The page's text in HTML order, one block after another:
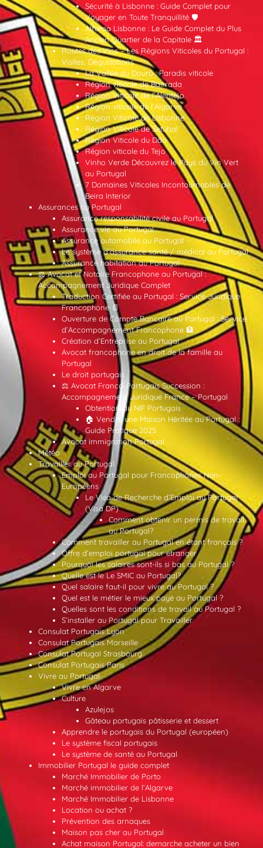
Sécurité à Lisbonne : Guide Complet pour
Voyager en Toute Tranquillité 🛡️
Alfama Lisbonne : Le Guide Complet du Plus
Ancien Quartier de la Capitale 🏛️
Routes des Vins – Les Régions Viticoles du Portugal :
Visites, Dégustations
La Vallée du Douro : Paradis viticole
Région viticole de Bairrada
Région Viticole de l’Alentejo
Région viticole de l’Algarve
Région Viticole de Lisbonne
Région Viticole de Setúbal
Région Viticole du Dão
Région viticole du Tejo
Vinho Verde Découvrez le Pays du Vin Vert
au Portugal
7 Domaines Viticoles Incontournables de
Beira Interior
Assurances au Portugal
Assurance responsabilité civile au Portugal
Assurance vie au Portugal
Assurance automobile au Portugal
Le système d’assurance santé / médical au Portugal
Assurance habitation au Portugal
⚖️ Avocat et Notaire Francophone au Portugal :
Accompagnement Juridique Complet
Traduction Certifiée au Portugal : Service Juridique
Francophone 📄
Ouverture de Compte Bancaire au Portugal : Service
d’Accompagnement Francophone 🏦
Création d’Entreprise au Portugal
Avocat francophone en droit de la famille au
Portugal
Le droit portugais
⚖️ Avocat Franco-Portugais Succession :
Accompagnement Juridique France – Portugal
Obtention du NIF Portugais
🏠 Vendre une Maison Héritée au Portugal :
Guide Pratique 2025
Avocat immigration Portugal
Météo
Travailler au Portugal
Emploi au Portugal pour Francophones Non-
Européens
Le Visa de Recherche d’Emploi au Portugal
(Visa DP)
Comment obtenir un permis de travail
au Portugal?
Comment travailler au Portugal en étant français ?
Offre d’emploi portugal pour etranger
Pourquoi les salaires sont-ils si bas au Portugal ?
Quelle est le Le SMIC au Portugal?
Quel salaire faut-il pour vivre au Portugal ?
Quel est le métier le mieux payé au Portugal ?
Quelles sont les conditions de travail au Portugal ?
S’installer au Portugal pour Travailler
Consulat Portugais Lyon
Consulat Portugais Marseille
Consulat Portugal Strasbourg
Consulat Portugais Paris
Vivre au Portugal
Vivre en Algarve
Culture
Azulejos
Gâteau portugais pâtisserie et dessert
Apprendre le portugais du Portugal (européen)
Le système fiscal portugais
Le système de santé au Portugal
Immobilier Portugal le guide complet
Marché Immobilier de Porto
Marché immobilier de l’Algarve
Marché Immobilier de Lisbonne
Location ou achat ?
Prévention des arnaques
Maison pas cher au Portugal
Achat maison Portugal: demarche acheter un bien